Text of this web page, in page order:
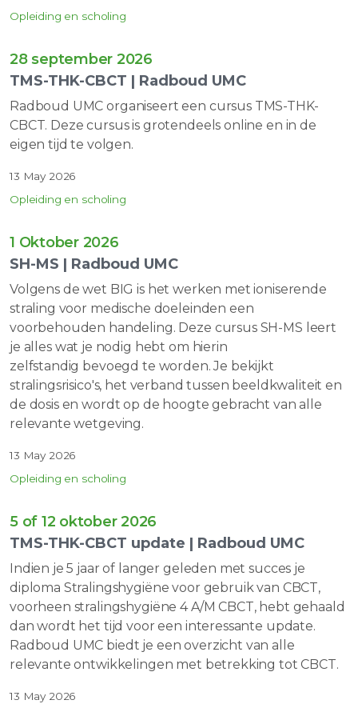
Opleiding en scholing
28 september 2026
TMS-THK-CBCT | Radboud UMC
Radboud UMC organiseert een cursus TMS-THK-
CBCT. Deze cursus is grotendeels online en in de
eigen tijd te volgen.
13 May 2026
Opleiding en scholing
1 Oktober 2026
SH-MS | Radboud UMC
Volgens de wet BIG is het werken met ioniserende
straling voor medische doeleinden een
voorbehouden handeling. Deze cursus SH-MS leert
je alles wat je nodig hebt om hierin
zelfstandig bevoegd te worden. Je bekijkt
stralingsrisico's, het verband tussen beeldkwaliteit en
de dosis en wordt op de hoogte gebracht van alle
relevante wetgeving.
13 May 2026
Opleiding en scholing
5 of 12 oktober 2026
TMS-THK-CBCT update | Radboud UMC
Indien je 5 jaar of langer geleden met succes je
diploma Stralingshygiëne voor gebruik van CBCT,
voorheen stralingshygiëne 4 A/M CBCT, hebt gehaald
dan wordt het tijd voor een interessante update.
Radboud UMC biedt je een overzicht van alle
relevante ontwikkelingen met betrekking tot CBCT.
13 May 2026